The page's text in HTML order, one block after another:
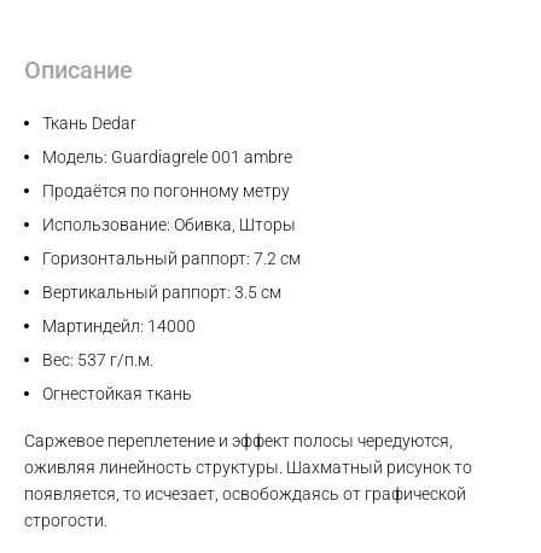
Описание
Ткань Dedar
Модель: Guardiagrele 001 ambre
Продаётся по погонному метру
Использование: Обивка, Шторы
Горизонтальный раппорт: 7.2 см
Вертикальный раппорт: 3.5 см
Мартиндейл: 14000
Вес: 537 г/п.м.
Огнестойкая ткань
Саржевое переплетение и эффект полосы чередуются,
оживляя линейность структуры. Шахматный рисунок то
появляется, то исчезает, освобождаясь от графической
строгости.